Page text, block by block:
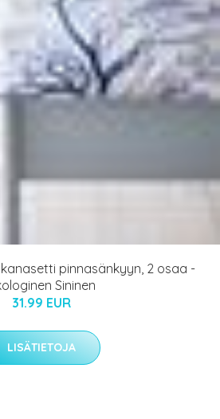
pinnasänkyyn, 2 osaa -
Sininen
31.99 EUR
LISÄTIETOJA